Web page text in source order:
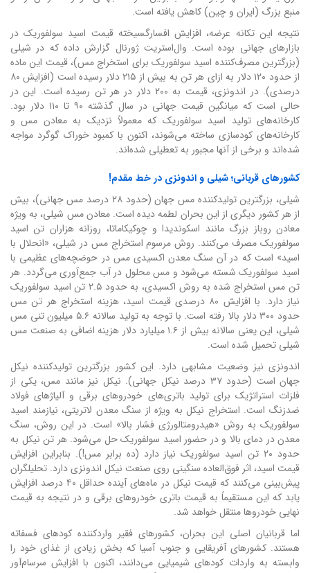
منبع بزرگ (ایران و چین) کاهش یافته است.
نتیجه این تکانه عرضه، افزایش افسارگسیخته قیمت اسید سولفوریک در
بازارهای جهانی بوده است. وال‌استریت ژورنال گزارش داده که در شیلی
(بزرگترین مصرف‌کننده اسید سولفوریک برای استخراج مس)، قیمت این ماده
از حدود ۱۲۰ دلار به ازای هر تن به بیش از ۲۱۵ دلار رسیده است (افزایش ۸۰
درصدی). در اندونزی، قیمت به ۲۰۰ دلار در هر تن رسیده است. این در
حالی است که میانگین قیمت جهانی در سال گذشته ۹۰ تا ۱۱۰ دلار بود.
کارخانه‌های تولید اسید سولفوریک که معمولاً نزدیک به معادن مس و
کارخانه‌های کودسازی ساخته می‌شوند، اکنون با کمبود خوراک گوگرد مواجه
شده‌اند و برخی از آنها مجبور به تعطیلی شده‌اند.
کشورهای قربانی؛ شیلی و اندونزی در خط مقدم!
شیلی، بزرگترین تولیدکننده مس جهان (حدود ۲۸ درصد مس جهانی)، بیش
از هر کشور دیگری از این بحران لطمه دیده است. معادن مس شیلی، به ویژه
معادن روباز بزرگ مانند اسکوندیدا و چوکیکاماتا، روزانه هزاران تن اسید
سولفوریک مصرف می‌کنند. روش مرسوم استخراج مس در شیلی، «انحلال با
اسید» است که در آن سنگ معدن اکسیدی مس در حوضچه‌های عظیمی با
اسید سولفوریک شسته می‌شود و مس محلول در آب جمع‌آوری می‌گردد. هر
تن مس استخراج شده به روش اکسیدی، به حدود ۲.۵ تن اسید سولفوریک
نیاز دارد. با افزایش ۸۰ درصدی قیمت اسید، هزینه استخراج هر تن مس
حدود ۳۰۰ دلار بالا رفته است. با توجه به تولید سالانه ۵.۶ میلیون تنی مس
شیلی، این یعنی سالانه بیش از ۱.۶ میلیارد دلار هزینه اضافی به صنعت مس
شیلی تحمیل شده است.
اندونزی نیز وضعیت مشابهی دارد. این کشور بزرگترین تولیدکننده نیکل
جهان است (حدود ۳۷ درصد نیکل جهانی). نیکل نیز مانند مس، یکی از
فلزات استراتژیک برای تولید باتری‌های خودروهای برقی و آلیاژهای فولاد
ضدزنگ است. استخراج نیکل به ویژه از سنگ معدن لاتریتی، نیازمند اسید
سولفوریک به روش «هیدرومتالورژی فشار بالا» است. در این روش، سنگ
معدن در دمای بالا و در حضور اسید سولفوریک حل می‌شود. هر تن نیکل به
حدود ۲۰ تن اسید سولفوریک نیاز دارد (ده برابر مس!). بنابراین افزایش
قیمت اسید، اثر فوق‌العاده سنگینی روی صنعت نیکل اندونزی دارد. تحلیلگران
پیش‌بینی می‌کنند که قیمت نیکل در ماه‌های آینده حداقل ۴۰ درصد افزایش
یابد که این مستقیماً به قیمت باتری خودروهای برقی و در نتیجه به قیمت
نهایی خودروها منتقل خواهد شد.
اما قربانیان اصلی این بحران، کشورهای فقیر واردکننده کودهای فسفاته
هستند. کشورهای آفریقایی و جنوب آسیا که بخش زیادی از غذای خود را
وابسته به واردات کودهای شیمیایی می‌دانند، اکنون با افزایش سرسام‌آور